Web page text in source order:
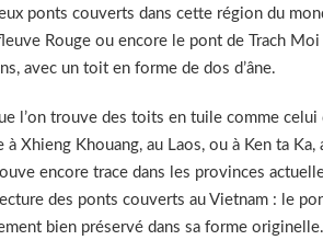
ponts couverts dans cette région du
Rouge ou encore le pont de Trach
avec un toit en forme de dos d’âne.
l’on trouve des toits en tuile comme
à Xhieng Khouang, au Laos, ou à Ken ta
encore trace dans les provinces
des ponts couverts au Vietnam : le
bien préservé dans sa forme originelle.